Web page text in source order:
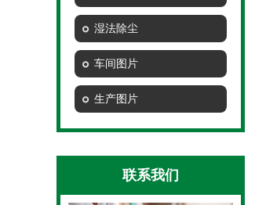
湿法除尘
车间图片
生产图片
联系我们